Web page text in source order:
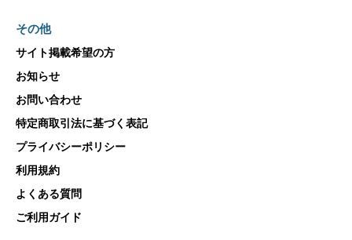
その他
サイト掲載希望の方
お知らせ
お問い合わせ
特定商取引法に基づく表記
プライバシーポリシー
利用規約
よくある質問
ご利用ガイド